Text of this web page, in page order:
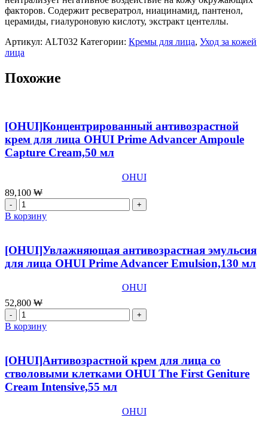
факторов. Содержит ресвератрол, ниацинамид, пантенол,
церамиды, гиалуроновую кислоту, экстракт центеллы.
Артикул: ALT032 Категории: Кремы для лица, Уход за кожей
лица
Похожие
[OHUI]Концентрированный антивозрастной
крем для лица OHUI Prime Advancer Ampoule
Capture Cream,50 мл
OHUI
89,100 ₩
Количество
товара
[OHUI]Концентрированный
крем
для
лица
Advancer
Ampoule
Capture
Cream,50
В корзину
[OHUI]Увлажняющая антивозрастная эмульсия
для лица OHUI Prime Advancer Emulsion,130 мл
OHUI
52,800 ₩
Количество
товара
эмульсия
для
лица
OHUI
В корзину
[OHUI]Антивозрастной крем для лица со
стволовыми клетками OHUI The First Geniture
Cream Intensive,55 мл
OHUI